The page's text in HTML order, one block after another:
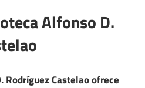
Alfonso D.
Rodríguez Castelao ofrece